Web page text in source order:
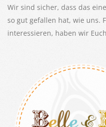
Wir sind sicher, dass das
so gut gefallen hat, wie uns.
interessieren, haben wir